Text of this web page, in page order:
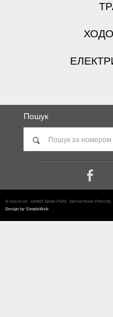
Пошук
© usp.in.ua - United Spare Parts. Запчастини Porsche,
Design by SimpleWeb